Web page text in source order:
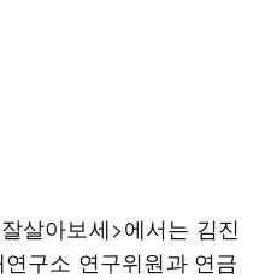
살아보세>에서는 김진
구소 연구위원과 연금